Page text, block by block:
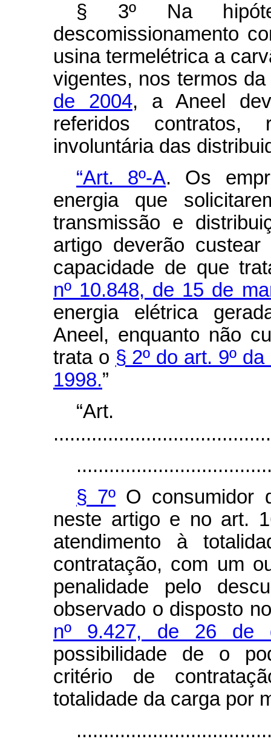
§ 3º Na
descomissionamento
usina termelétrica a
vigentes, nos termos
de 2004, a Aneel
referidos contratos,
involuntária das
“Art. 8º-A. Os
energia que
transmissão e
artigo deverão
capacidade de que
nº 10.848, de 15 de
energia elétrica
Aneel, enquanto não
trata o § 2º do art. 9º
1998.”
§ 7º O consumidor
neste artigo e no art.
atendimento à
contratação, com um
penalidade pelo
observado o disposto
nº 9.427, de 26 de
possibilidade de o
critério de
totalidade da carga por